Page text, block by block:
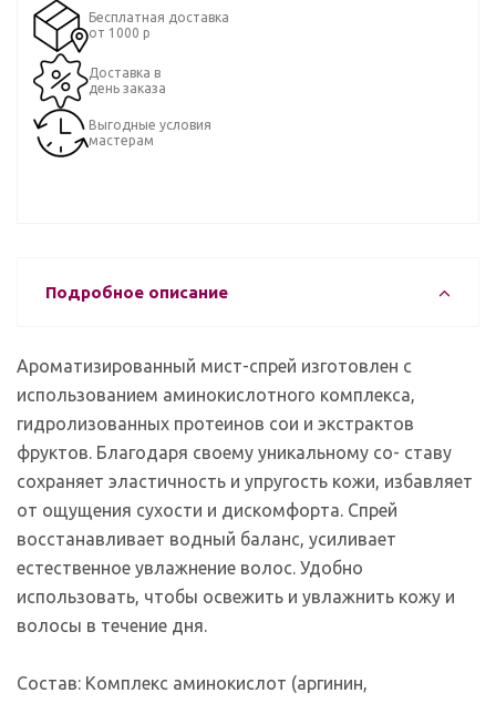
Бесплатная доставка
от 1000 р
Доставка в
день заказа
Выгодные условия
мастерам
Подробное описание
Ароматизированный мист-спрей изготовлен с
использованием аминокислотного комплекса,
гидролизованных протеинов сои и экстрактов
фруктов. Благодаря своему уникальному со- ставу
сохраняет эластичность и упругость кожи, избавляет
от ощущения сухости и дискомфорта. Спрей
восстанавливает водный баланс, усиливает
естественное увлажнение волос. Удобно
использовать, чтобы освежить и увлажнить кожу и
волосы в течение дня.
Состав: Комплекс аминокислот (аргинин,